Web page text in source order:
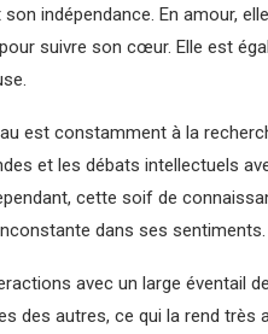
indépendance. En amour,
suivre son cœur. Elle est
est constamment à la
et les débats intellectuels
cette soif de
dans ses sentiments.
avec un large éventail
des autres, ce qui la rend très